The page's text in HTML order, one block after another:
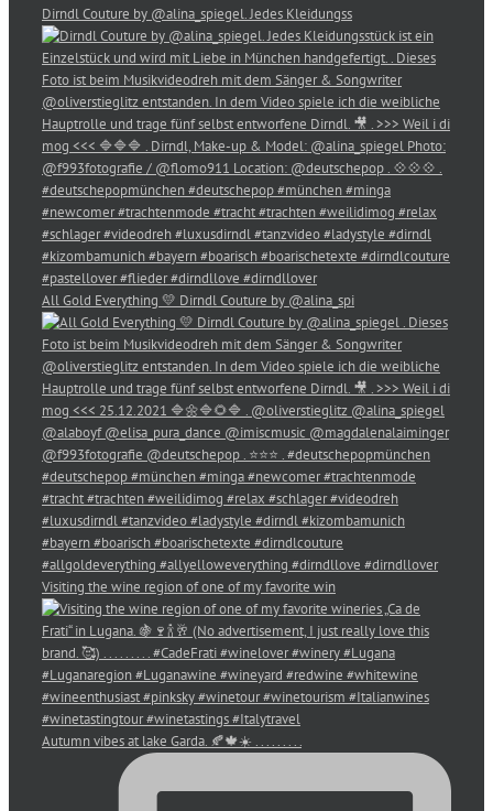
Dirndl Couture by @alina_spiegel. Jedes Kleidungss
All Gold Everything 💛 Dirndl Couture by @alina_spi
Visiting the wine region of one of my favorite win
Autumn vibes at lake Garda. 🍂🍁☀️ . . . . . . . . .